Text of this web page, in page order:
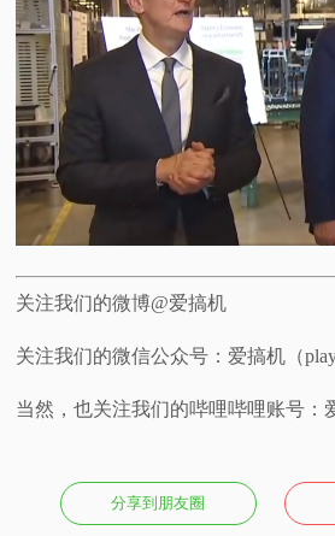
关注我们的微博@爱搞机
关注我们的微信公众号：爱搞机（
当然，也关注我们的哔哩哔哩账号：
分享到朋友圈